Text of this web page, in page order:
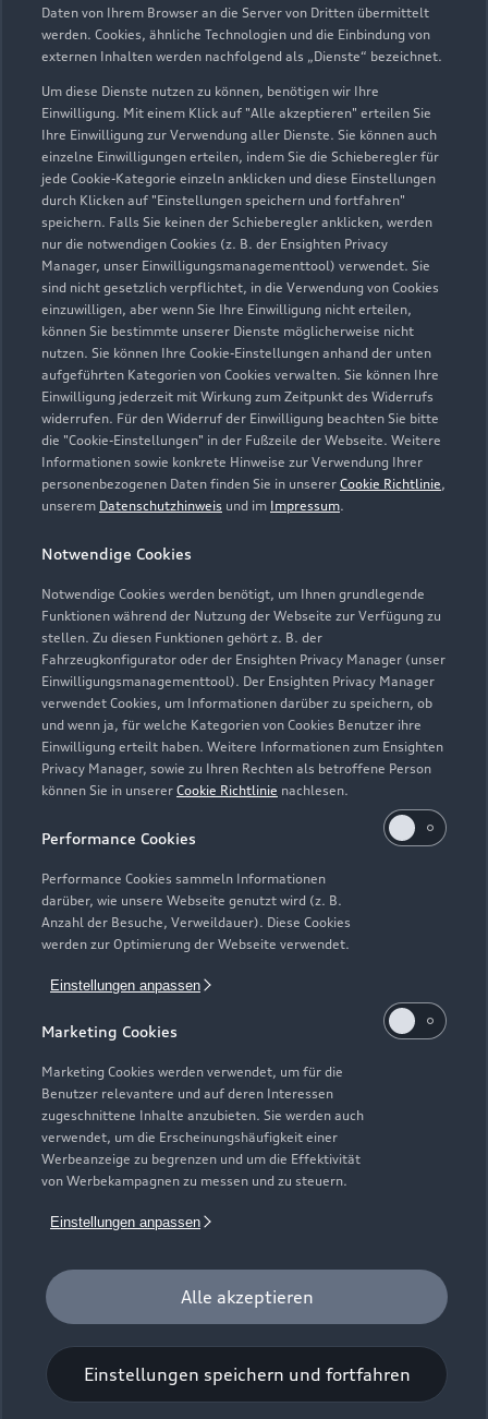
Daten von Ihrem Browser an die Server von Dritten übermittelt
werden. Cookies, ähnliche Technologien und die Einbindung von
externen Inhalten werden nachfolgend als „Dienste“ bezeichnet.
Um diese Dienste nutzen zu können, benötigen wir Ihre
Einwilligung. Mit einem Klick auf "Alle akzeptieren" erteilen Sie
Ihre Einwilligung zur Verwendung aller Dienste. Sie können auch
einzelne Einwilligungen erteilen, indem Sie die Schieberegler für
jede Cookie-Kategorie einzeln anklicken und diese Einstellungen
durch Klicken auf "Einstellungen speichern und fortfahren"
speichern. Falls Sie keinen der Schieberegler anklicken, werden
nur die notwendigen Cookies (z. B. der Ensighten Privacy
Manager, unser Einwilligungsmanagementtool) verwendet. Sie
sind nicht gesetzlich verpflichtet, in die Verwendung von Cookies
einzuwilligen, aber wenn Sie Ihre Einwilligung nicht erteilen,
können Sie bestimmte unserer Dienste möglicherweise nicht
nutzen. Sie können Ihre Cookie-Einstellungen anhand der unten
aufgeführten Kategorien von Cookies verwalten. Sie können Ihre
Einwilligung jederzeit mit Wirkung zum Zeitpunkt des Widerrufs
widerrufen. Für den Widerruf der Einwilligung beachten Sie bitte
die "Cookie-Einstellungen" in der Fußzeile der Webseite. Weitere
Informationen sowie konkrete Hinweise zur Verwendung Ihrer
personenbezogenen Daten finden Sie in unserer Cookie Richtlinie,
unserem Datenschutzhinweis und im Impressum.
Notwendige Cookies
Notwendige Cookies werden benötigt, um Ihnen grundlegende
Funktionen während der Nutzung der Webseite zur Verfügung zu
stellen. Zu diesen Funktionen gehört z. B. der
Fahrzeugkonfigurator oder der Ensighten Privacy Manager (unser
Einwilligungsmanagementtool). Der Ensighten Privacy Manager
verwendet Cookies, um Informationen darüber zu speichern, ob
und wenn ja, für welche Kategorien von Cookies Benutzer ihre
Einwilligung erteilt haben. Weitere Informationen zum Ensighten
Privacy Manager, sowie zu Ihren Rechten als betroffene Person
können Sie in unserer Cookie Richtlinie nachlesen.
Performance Cookies
Performance Cookies sammeln Informationen
darüber, wie unsere Webseite genutzt wird (z. B.
Anzahl der Besuche, Verweildauer). Diese Cookies
werden zur Optimierung der Webseite verwendet.
Einstellungen anpassen
Marketing Cookies
Marketing Cookies werden verwendet, um für die
Benutzer relevantere und auf deren Interessen
zugeschnittene Inhalte anzubieten. Sie werden auch
verwendet, um die Erscheinungshäufigkeit einer
Werbeanzeige zu begrenzen und um die Effektivität
von Werbekampagnen zu messen und zu steuern.
Einstellungen anpassen
Alle akzeptieren
Einstellungen speichern und fortfahren
Regionalfaktoren, Sonderausstattungen und der individuelle
Zustand Ihres Fahrzeugs können hier nicht vollends
berücksichtigt werden. Aus diesen Gründen kann die
endgültige Bewertung erst nach einer Prüfung des Fahrzeugs
durch den Audi Partner bzw. einen Kfz-Sachverständigen
erfolgen.
Ein Angebot der Audi Leasing, Zweigniederlassung der
Volkswagen Leasing GmbH, Gifhorner Str. 57, 38112
Braunschweig, für Privatkunden und gewerbliche
Einzelabnehmer.
Diese Leistung umfasst den Anspruch auf eine begrenzte
Übernahme der Kosten bis zu 35 Euro für Ersatzmobilität (z.B.
Mietwagen). Der Partner entscheidet über die Art der
Ersatzmobilität. Die Ersatzmobilität gilt nur in
Zusammenhang mit Leistungen, die durch die Dienstleistung
abgedeckt werden. Sie wird für einen Tag je Wartung oder
Inspektion gewährt.
Dieses Angebot ergänzt die in den Fahrzeugen enthaltene Audi
Dienstleistung Inspektion und Verschleiß der Audi Leasing,
Zweigniederlassung der Volkswagen Leasing GmbH,
Braunschweig. Nur für Audi Werksdienstwagen und Audi
Mietfahrzeuge mit einer Audi Anschlussgarantie bis zu einem
Fahrzeugalter von 24 Monaten und 30.000 km
Gesamtfahrleistung (Stichtag: Datum der Ummeldung auf den
neuen Gebrauchtwagenkunden). Für private und gewerbliche
Einzelabnehmer sowie ausge wählte Sonderabnehmer.
Junge Gebrauchtwagen sind ehemalige Audi Mietfahrzeuge
(AMF) oder Audi Werksdienstwagen (WDW) der AUDI AG mit
einem Fahrzeugalter von max. 24 Monaten nach
werden. Ausgenommen hiervon sind händlereigene
Mietfahrzeuge der Marke Audi, die in der Erstverwendung über
externe Mietwagengesellschaften wie bspw. EURO-Leasing
unter https://www.audi.de/junge-gebrauchtwagen.
Audi Anschlussgarantie bereits enthalten in Audi
Werksdienstwagen und Audi Mietfahrzeugen gemäß
Bedingungen der AUDI AG, Ingolstadt.
Versicherungsleistungen werden durch den Audi
VersicherungsService, Zweigniederlassung der Volkswagen
Versicherungsdienst GmbH, Gifhorner Str. 57, 38112
Braunschweig, vermittelt und von der Volkswagen
als Risikoträger erbracht. Gültig für Privatkunden und
gewerbliche Einzelabnehmer, die einen Pkw (ohne Vermietung)
zulassen. In Kombination mit Leasing nur für Privatkunden
erhältlich. Maßgeblich sind die Versicherungsbedingungen und
Zusatzvereinbarungen der Volkswagen Autoversicherung AG.